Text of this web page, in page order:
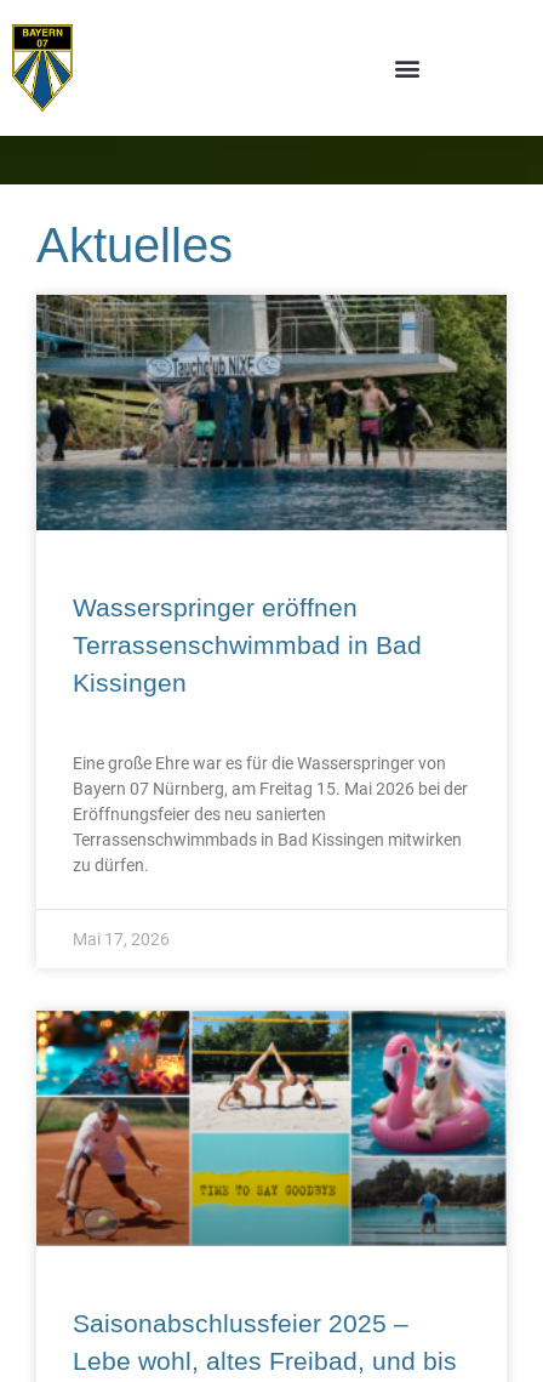
Aktuelles
Wasserspringer eröffnen
Terrassenschwimmbad in Bad
Kissingen
Eine große Ehre war es für die Wasserspringer von
Bayern 07 Nürnberg, am Freitag 15. Mai 2026 bei der
Eröffnungsfeier des neu sanierten
Terrassenschwimmbads in Bad Kissingen mitwirken
zu dürfen.
Mai 17, 2026
Saisonabschlussfeier 2025 –
Lebe wohl, altes Freibad, und bis